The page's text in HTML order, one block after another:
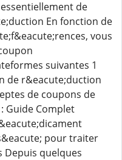
de
En fonction de
vous
suivantes 1
de r&eacute;duction
de coupons de
Guide Complet
pour traiter
Depuis quelques